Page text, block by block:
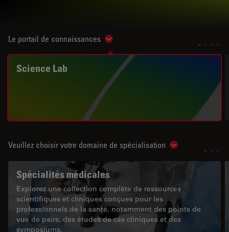
Le portail de connaissances Show subnavigation
Science Lab
Veuillez choisir votre domaine de spécialisation Show
Spécialités médicales
Explorez une collection complète de ressources
scientifiques et cliniques conçues pour les
professionnels de la santé, notamment des points de
vue de pairs, des études de cas cliniques et des
symposiums.